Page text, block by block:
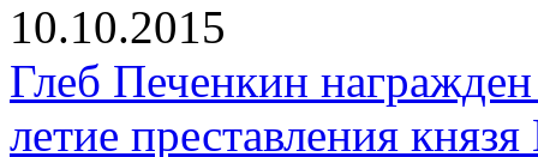
10.10.2015
Глеб Печенкин
летие преставления